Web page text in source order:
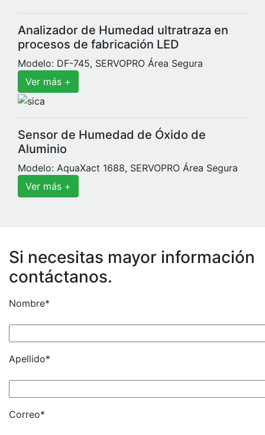
Analizador de Humedad ultratraza en
procesos de fabricación LED
Modelo: DF-745, SERVOPRO Área Segura
Ver más +
Sensor de Humedad de Óxido de
Aluminio
Modelo: AquaXact 1688, SERVOPRO Área Segura
Ver más +
Si necesitas mayor información
contáctanos.
Nombre*
Apellido*
Correo*